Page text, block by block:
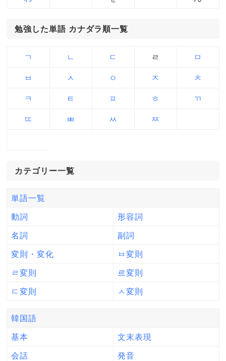
勉強した単語 カナダラ順一覧
ㄱ ㄴ ㄷ ㄹ ㅁ
ㅂ ㅅ ㅇ ㅈ ㅊ
ㅋ ㅌ ㅍ ㅎ ㄲ
ㄸ ㅃ ㅆ ㅉ
カテゴリー一覧
単語一覧
動詞 形容詞
名詞 副詞
変則・変化 ㅂ変則
ㄹ変則 르変則
ㄷ変則 ㅅ変則
韓国語
基本 文末表現
会話 発音